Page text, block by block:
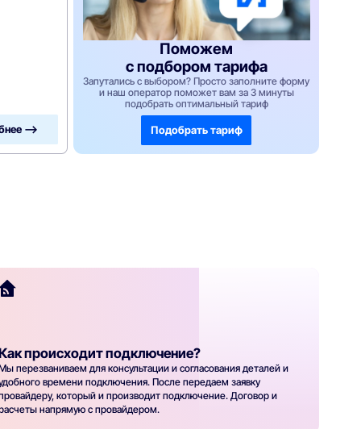
—>
Поможем
с подбором тарифа
Запутались с выбором? Просто заполните форму
и наш оператор поможет вам за 3 минуты
подобрать оптимальный тариф
Подобрать тариф
происходит подключение?
перезваниваем для консультации и согласования деталей и
времени подключения. После передаем заявку
который и производит подключение. Договор и
напрямую с провайдером.